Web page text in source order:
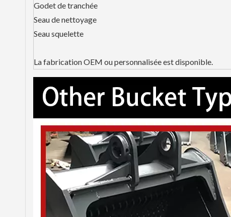
Godet de tranchée
Seau de nettoyage
Seau squelette
La fabrication OEM ou personnalisée est disponible.